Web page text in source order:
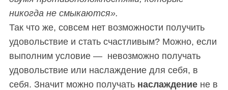
никогда не смыкаются».
Так что же, совсем нет возможности получить
удовольствие и стать счастливым? Можно, если
выполним условие — невозможно получать
удовольствие или наслаждение для себя, в
себя. Значит можно получать наслаждениене в